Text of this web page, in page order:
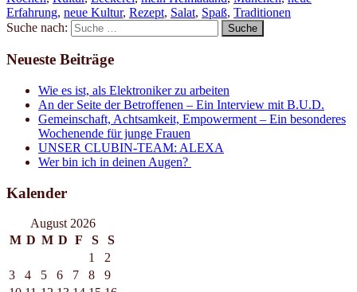
Erfahrung, neue Kultur, Rezept, Salat, Spaß, Traditionen
Suche nach:
Neueste Beiträge
Wie es ist, als Elektroniker zu arbeiten
An der Seite der Betroffenen – Ein Interview mit B.U.D.
Gemeinschaft, Achtsamkeit, Empowerment – Ein besonderes
Wochenende für junge Frauen
UNSER CLUBIN-TEAM: ALEXA
Wer bin ich in deinen Augen?
Kalender
August 2026
M D M D F S
S
1
2
3
4 5 6 7 8
9